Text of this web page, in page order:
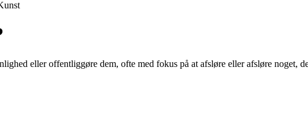
eller offentliggøre dem, ofte med fokus på at afsløre eller afsløre noget,